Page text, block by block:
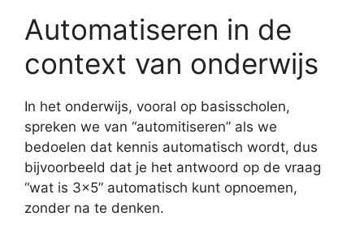
Automatiseren in de
context van onderwijs
In het onderwijs, vooral op basisscholen,
spreken we van “automitiseren” als we
bedoelen dat kennis automatisch wordt, dus
bijvoorbeeld dat je het antwoord op de vraag
“wat is 3×5” automatisch kunt opnoemen,
zonder na te denken.